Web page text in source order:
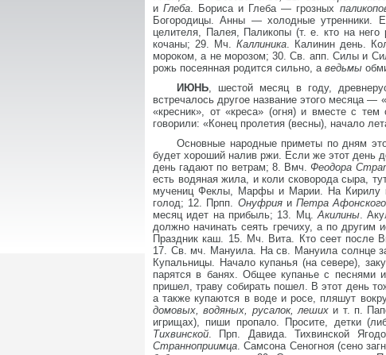
иГлеба. Бориса и Глеба — грозных
Богородицы. Анны — холодные
целителя, Палея, Паликопы (т. е. кто на него
кочаны; 29. Мч. Каллиника. Калинин день.
мороком, а не морозом; 30. Св. апп. Силы и
рожь посеянная родится сильно, а ведьмы
ИЮНЬ, шестой месяц в году,
встречалось другое название этого месяца
«кресник», от «креса» (огня) и вместе с тем
говорили: «Конец пролетия (весны), начало
Основные народные приметы по дням
будет хороший налив ржи. Если же этот
день гадают по ветрам; 8. Вмч.Феодора
есть водяная жила, и коли сковорода сыра,
мучениц Феклы, Марфы и Марии. На Кирилу
голод; 12. Прпп. Онуфрия и Петра Афонского
месяц идет на прибыль; 13. Мц.Акилины.
должно начинать сеять гречиху, а по
Праздник каш. 15. Мч. Вита. Кто сеет после
17. Св. мч. Мануила. На св. Мануила солнце
Купальницы. Начало купанья (на севере),
парятся в банях. Общее купанье с песнями
пришел, траву собирать пошел. В этот день
а также купаются в воде и росе, пляшут
домовых, водяных, русалок, леших и т. п.
игрищах), пиши пропало. Просите, детки
Тихвинской. Прп. Давида. Тихвинской
Странноприимца. Самсона Сеногноя (сено